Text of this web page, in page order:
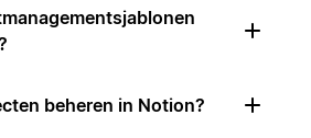
beheren in Notion?